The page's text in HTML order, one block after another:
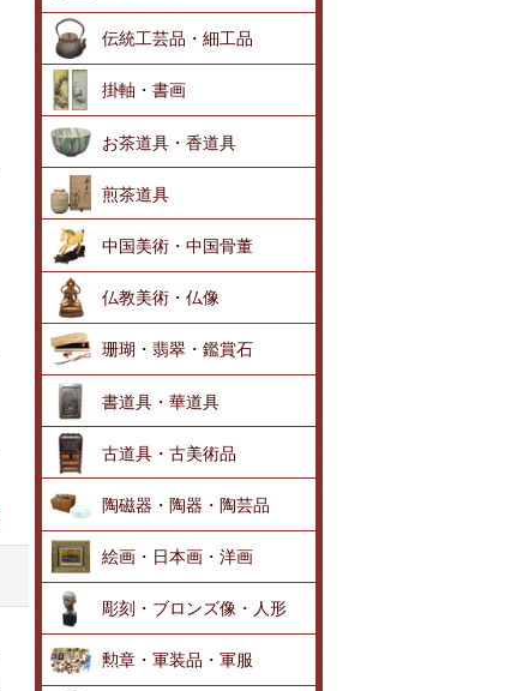
伝統工芸品・細工品
掛軸・書画
お茶道具・香道具
煎茶道具
中国美術・中国骨董
仏教美術・仏像
珊瑚・翡翠・鑑賞石
書道具・華道具
古道具・古美術品
陶磁器・陶器・陶芸品
絵画・日本画・洋画
彫刻・ブロンズ像・人形
勲章・軍装品・軍服